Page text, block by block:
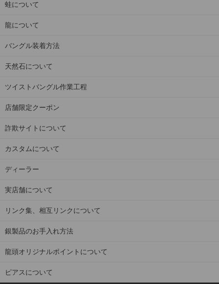
蛙について
龍について
バングル装着方法
天然石について
ツイストバングル作業工程
店舗限定クーポン
詐欺サイトについて
カスタムについて
ディーラー
実店舗について
リンク集、相互リンクについて
銀製品のお手入れ方法
龍頭オリジナルポイントについて
ピアスについて